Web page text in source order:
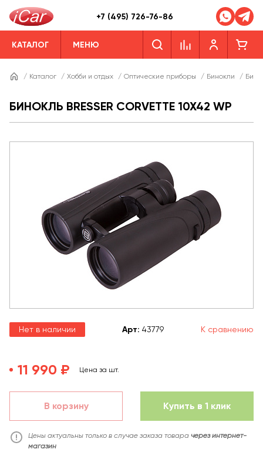
+7 (495) 726-76-86
КАТАЛОГ МЕНЮ
/ Каталог / Хобби и отдых / Оптические приборы / Бинокли /
БИНОКЛЬ BRESSER CORVETTE 10X42 WP
Нет в наличии Арт: 43779 К сравнению
11 990 ₽ Цена за шт.
В корзину Купить в 1 клик
Цены актуальны только в случае заказа товара через интернет-
магазин